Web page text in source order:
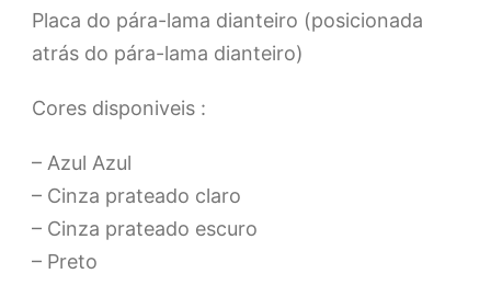
Placa do pára-lama dianteiro (posicionada
atrás do pára-lama dianteiro)
Cores disponiveis :
– Azul Azul
– Cinza prateado claro
– Cinza prateado escuro
– Preto